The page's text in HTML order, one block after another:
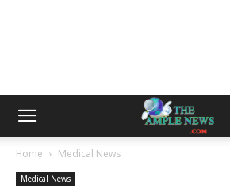
Home Medical News
Medical News